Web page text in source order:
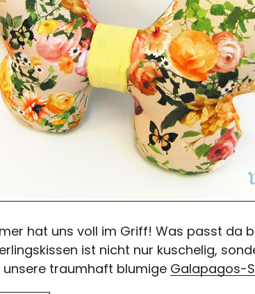
hat uns voll im Griff! Was passt da
ist nicht nur kuschelig,
unsere traumhaft blumige Galapagos-